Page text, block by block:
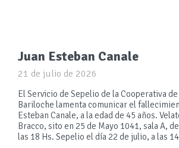
Juan Esteban Canale
21 de julio de 2026
El Servicio de Sepelio de la Cooperativa
Bariloche lamenta comunicar el
Esteban Canale, a la edad de 45 años.
Bracco, sito en 25 de Mayo 1041, sala A,
las 18 Hs. Sepelio el día 22 de julio, a las